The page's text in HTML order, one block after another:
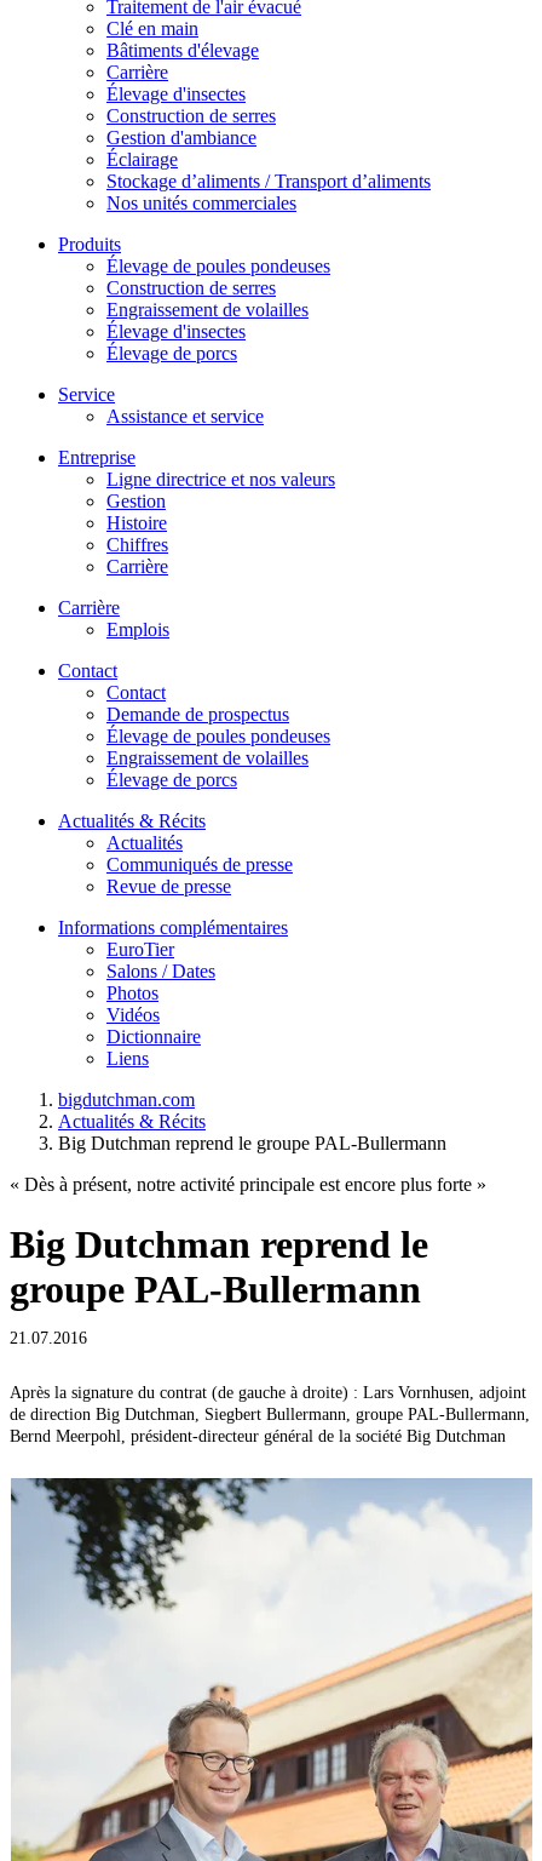
Traitement de l'air évacué
Clé en main
Bâtiments d'élevage
Carrière
Élevage d'insectes
Construction de serres
Gestion d'ambiance
Éclairage
Stockage d’aliments / Transport d’aliments
Nos unités commerciales
Produits
Élevage de poules pondeuses
Construction de serres
Engraissement de volailles
Élevage d'insectes
Élevage de porcs
Service
Assistance et service
Entreprise
Ligne directrice et nos valeurs
Gestion
Histoire
Chiffres
Carrière
Carrière
Emplois
Contact
Contact
Demande de prospectus
Élevage de poules pondeuses
Engraissement de volailles
Élevage de porcs
Actualités & Récits
Actualités
Communiqués de presse
Revue de presse
Informations complémentaires
EuroTier
Salons / Dates
Photos
Vidéos
Dictionnaire
Liens
bigdutchman.com
Actualités & Récits
Big Dutchman reprend le groupe PAL-Bullermann
« Dès à présent, notre activité principale est encore plus forte »
Big Dutchman reprend le
groupe PAL-Bullermann
21.07.2016
Après la signature du contrat (de gauche à droite) : Lars Vornhusen, adjoint
de direction Big Dutchman, Siegbert Bullermann, groupe PAL-Bullermann,
Bernd Meerpohl, président-directeur général de la société Big Dutchman